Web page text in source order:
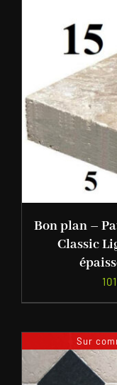
Bon plan –
Classic
Sur